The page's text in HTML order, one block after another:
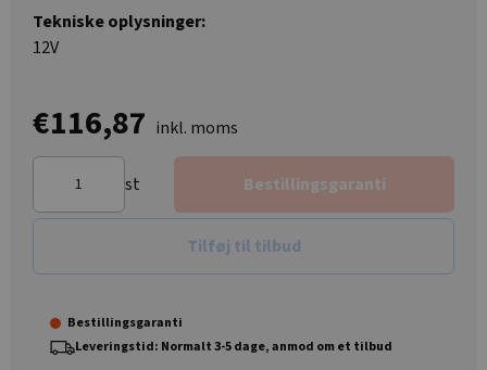
Tekniske oplysninger:
12V
€116,87 inkl. moms
st Bestillingsgaranti
Tilføj til tilbud
Bestillingsgaranti
Leveringstid: Normalt 3-5 dage, anmod om et tilbud